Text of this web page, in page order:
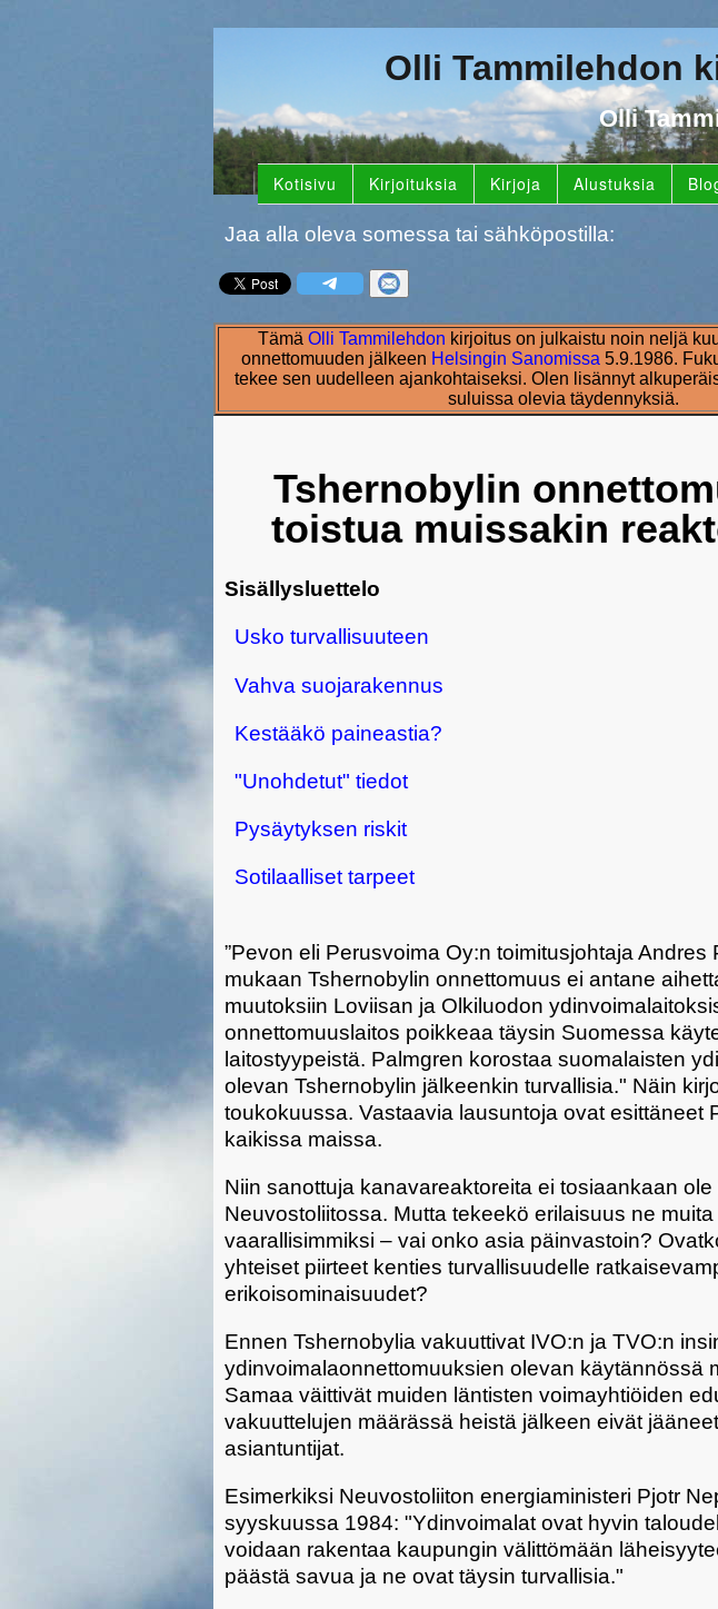
Olli Tammilehdon
Olli
Kotisivu Kirjoituksia Kirjoja Alustuksia
Jaa alla oleva somessa tai sähköpostilla:
Tämä Olli Tammilehdon kirjoitus on julkaistu noin neljä
onnettomuuden jälkeen Helsingin Sanomissa 5.9.1986.
tekee sen uudelleen ajankohtaiseksi. Olen lisännyt
suluissa olevia täydennyksiä.
Tshernobylin
toistua muissakin
Sisällysluettelo
Usko turvallisuuteen
Vahva suojarakennus
Kestääkö paineastia?
"Unohdetut" tiedot
Pysäytyksen riskit
Sotilaalliset tarpeet
”Pevon eli Perusvoima Oy:n toimitusjohtaja Andres
mukaan Tshernobylin onnettomuus ei antane
muutoksiin Loviisan ja Olkiluodon
onnettomuuslaitos poikkeaa täysin Suomessa
laitostyypeistä. Palmgren korostaa suomalaisten
olevan Tshernobylin jälkeenkin turvallisia." Näin
toukokuussa. Vastaavia lausuntoja ovat esittäneet
kaikissa maissa.
Niin sanottuja kanavareaktoreita ei tosiaankaan
Neuvostoliitossa. Mutta tekeekö erilaisuus ne
vaarallisimmiksi – vai onko asia päinvastoin?
yhteiset piirteet kenties turvallisuudelle
erikoisominaisuudet?
Ennen Tshernobylia vakuuttivat IVO:n ja TVO:n
ydinvoimalaonnettomuuksien olevan käytännössä
Samaa väittivät muiden läntisten voimayhtiöiden
vakuuttelujen määrässä heistä jälkeen eivät
asiantuntijat.
Esimerkiksi Neuvostoliiton energiaministeri Pjotr
syyskuussa 1984: "Ydinvoimalat ovat hyvin
voidaan rakentaa kaupungin välittömään
päästä savua ja ne ovat täysin turvallisia."